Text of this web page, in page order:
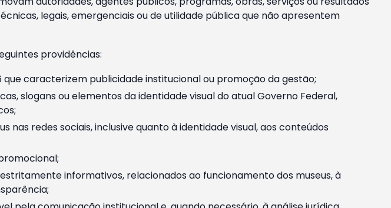
legais, emergenciais ou de utilidade pública que não apresentem
providências:
caracterizem publicidade institucional ou promoção da gestão;
slogans ou elementos da identidade visual do atual Governo Federal,
nas redes sociais, inclusive quanto à identidade visual, aos conteúdos
informativos, relacionados ao funcionamento dos museus, à